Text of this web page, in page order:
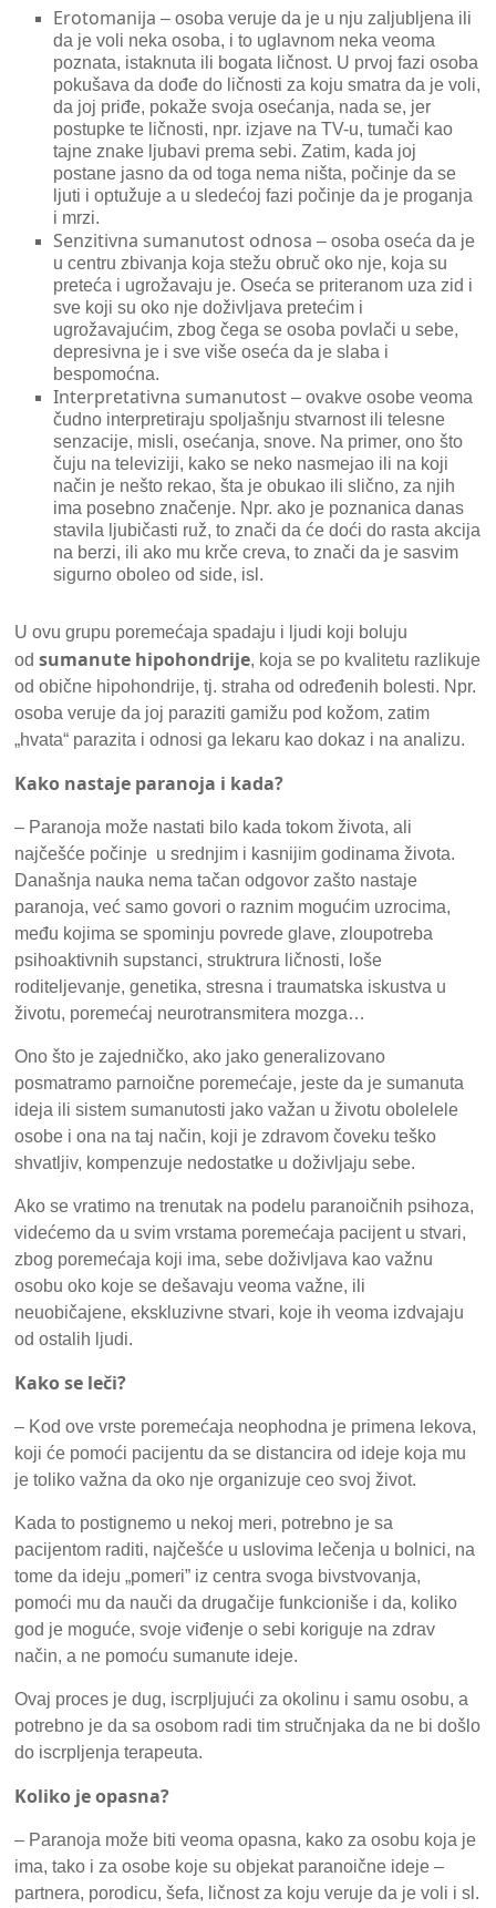
Erotomanija – osoba veruje da je u nju zaljubljena ili
da je voli neka osoba, i to uglavnom neka veoma
poznata, istaknuta ili bogata ličnost. U prvoj fazi osoba
pokušava da dođe do ličnosti za koju smatra da je voli,
da joj priđe, pokaže svoja osećanja, nada se, jer
postupke te ličnosti, npr. izjave na TV-u, tumači kao
tajne znake ljubavi prema sebi. Zatim, kada joj
postane jasno da od toga nema ništa, počinje da se
ljuti i optužuje a u sledećoj fazi počinje da je proganja
i mrzi.
Senzitivna sumanutost odnosa – osoba oseća da je
u centru zbivanja koja stežu obruč oko nje, koja su
preteća i ugrožavaju je. Oseća se priteranom uza zid i
sve koji su oko nje doživljava pretećim i
ugrožavajućim, zbog čega se osoba povlači u sebe,
depresivna je i sve više oseća da je slaba i
bespomoćna.
Interpretativna sumanutost – ovakve osobe veoma
čudno interpretiraju spoljašnju stvarnost ili telesne
senzacije, misli, osećanja, snove. Na primer, ono što
čuju na televiziji, kako se neko nasmejao ili na koji
način je nešto rekao, šta je obukao ili slično, za njih
ima posebno značenje. Npr. ako je poznanica danas
stavila ljubičasti ruž, to znači da će doći do rasta akcija
na berzi, ili ako mu krče creva, to znači da je sasvim
sigurno oboleo od side, isl.
U ovu grupu poremećaja spadaju i ljudi koji boluju
odsumanute hipohondrije, koja se po kvalitetu razlikuje
od obične hipohondrije, tj. straha od određenih bolesti. Npr.
osoba veruje da joj paraziti gamižu pod kožom, zatim
„hvata“ parazita i odnosi ga lekaru kao dokaz i na analizu.
Kako nastaje paranoja i kada?
– Paranoja može nastati bilo kada tokom života, ali
najčešće počinje u srednjim i kasnijim godinama života.
Današnja nauka nema tačan odgovor zašto nastaje
paranoja, već samo govori o raznim mogućim uzrocima,
među kojima se spominju povrede glave, zloupotreba
psihoaktivnih supstanci, struktrura ličnosti, loše
roditeljevanje, genetika, stresna i traumatska iskustva u
životu, poremećaj neurotransmitera mozga…
Ono što je zajedničko, ako jako generalizovano
posmatramo parnoične poremećaje, jeste da je sumanuta
ideja ili sistem sumanutosti jako važan u životu obolelele
osobe i ona na taj način, koji je zdravom čoveku teško
shvatljiv, kompenzuje nedostatke u doživljaju sebe.
Ako se vratimo na trenutak na podelu paranoičnih psihoza,
videćemo da u svim vrstama poremećaja pacijent u stvari,
zbog poremećaja koji ima, sebe doživljava kao važnu
osobu oko koje se dešavaju veoma važne, ili
neuobičajene, ekskluzivne stvari, koje ih veoma izdvajaju
od ostalih ljudi.
Kako se leči?
– Kod ove vrste poremećaja neophodna je primena lekova,
koji će pomoći pacijentu da se distancira od ideje koja mu
je toliko važna da oko nje organizuje ceo svoj život.
Kada to postignemo u nekoj meri, potrebno je sa
pacijentom raditi, najčešće u uslovima lečenja u bolnici, na
tome da ideju „pomeri” iz centra svoga bivstvovanja,
pomoći mu da nauči da drugačije funkcioniše i da, koliko
god je moguće, svoje viđenje o sebi koriguje na zdrav
način, a ne pomoću sumanute ideje.
Ovaj proces je dug, iscrpljujući za okolinu i samu osobu, a
potrebno je da sa osobom radi tim stručnjaka da ne bi došlo
do iscrpljenja terapeuta.
Koliko je opasna?
– Paranoja može biti veoma opasna, kako za osobu koja je
ima, tako i za osobe koje su objekat paranoične ideje –
partnera, porodicu, šefa, ličnost za koju veruje da je voli i sl.